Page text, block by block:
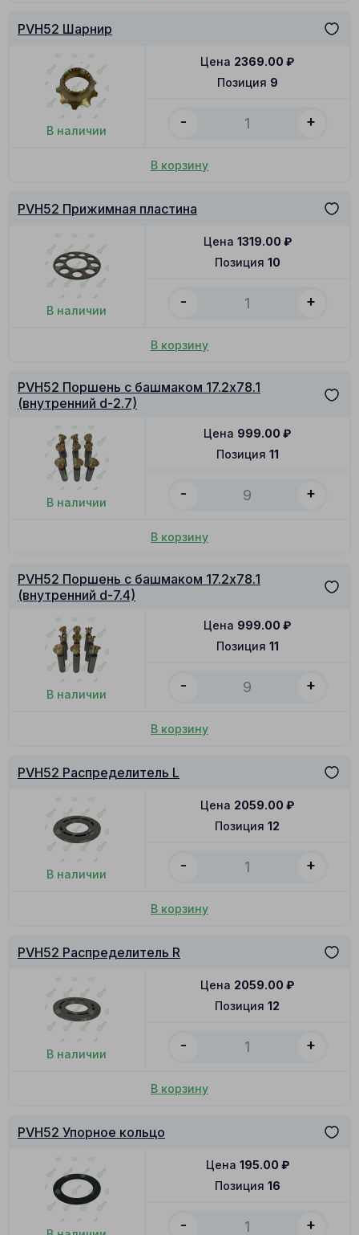
PVH52 Шарнир
В наличии
Позиция 9
Цена 2369.00 ₽
- +
В корзину
PVH52 Прижимная пластина
В наличии
Позиция 10
Цена 1319.00 ₽
- +
В корзину
PVH52 Поршень с башмаком 17.2x78.1
(внутренний d-2.7)
В наличии
Позиция 11
Цена 999.00 ₽
- +
В корзину
PVH52 Поршень с башмаком 17.2x78.1
(внутренний d-7.4)
В наличии
Позиция 11
Цена 999.00 ₽
- +
В корзину
PVH52 Распределитель L
В наличии
Позиция 12
Цена 2059.00 ₽
- +
В корзину
PVH52 Распределитель R
В наличии
Позиция 12
Цена 2059.00 ₽
- +
В корзину
PVH52 Упорное кольцо
Позиция 16
Цена 195.00 ₽
- +